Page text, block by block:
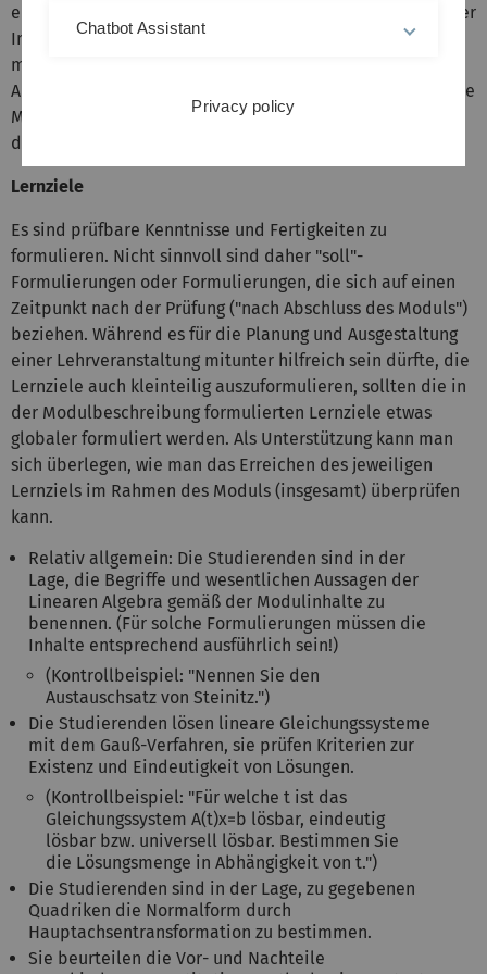
ermöglicht zum Beispiel die Formulierung "Anwendung der
Integralrechnung einer Variablen, Kenntnis des
mehrdimensionalen Satzes von Taylor (bspw. Modul
Analysis)" es auch einer Person, welche die Module Höhere
Mathematik I und II belegt hat, sofort zu sehen, dass sie
die Voraussetzungen mitbringt.
Lernziele
Es sind prüfbare Kenntnisse und Fertigkeiten zu
formulieren. Nicht sinnvoll sind daher "soll"-
Formulierungen oder Formulierungen, die sich auf einen
Zeitpunkt nach der Prüfung ("nach Abschluss des Moduls")
beziehen. Während es für die Planung und Ausgestaltung
einer Lehrveranstaltung mitunter hilfreich sein dürfte, die
Lernziele auch kleinteilig auszuformulieren, sollten die in
der Modulbeschreibung formulierten Lernziele etwas
globaler formuliert werden. Als Unterstützung kann man
sich überlegen, wie man das Erreichen des jeweiligen
Lernziels im Rahmen des Moduls (insgesamt) überprüfen
kann.
Relativ allgemein: Die Studierenden sind in der
Lage, die Begriffe und wesentlichen Aussagen der
Linearen Algebra gemäß der Modulinhalte zu
benennen. (Für solche Formulierungen müssen die
Inhalte entsprechend ausführlich sein!)
(Kontrollbeispiel: "Nennen Sie den
Austauschsatz von Steinitz.")
Die Studierenden lösen lineare Gleichungssysteme
mit dem Gauß-Verfahren, sie prüfen Kriterien zur
Existenz und Eindeutigkeit von Lösungen.
(Kontrollbeispiel: "Für welche t ist das
Gleichungssystem A(t)x=b lösbar, eindeutig
lösbar bzw. universell lösbar. Bestimmen Sie
die Lösungsmenge in Abhängigkeit von t.")
Die Studierenden sind in der Lage, zu gegebenen
Quadriken die Normalform durch
Hauptachsentransformation zu bestimmen.
Sie beurteilen die Vor- und Nachteile
Chatbot Assistant
Privacy policy